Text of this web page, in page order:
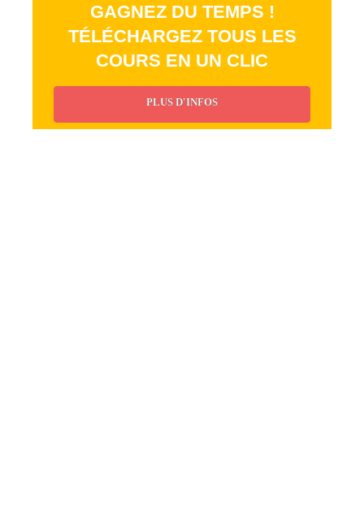
GAGNEZ DU TEMPS !
TÉLÉCHARGEZ TOUS LES
COURS EN UN CLIC
PLUS D'INFOS